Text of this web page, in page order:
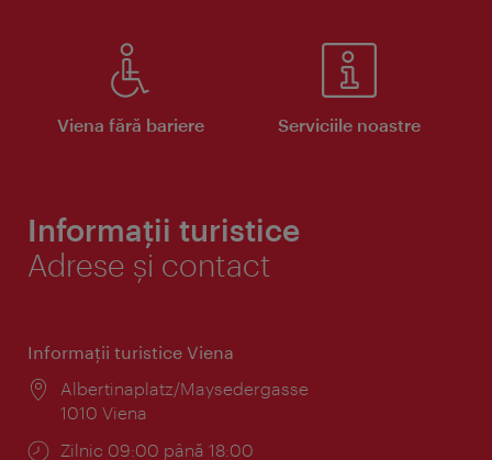
Viena fără bariere Serviciile noastre
Informații turistice
Adrese și contact
Informaţii turistice Viena
Locul:
Albertinaplatz/Maysedergasse
1010 Viena
Program:
Zilnic 09:00 până 18:00